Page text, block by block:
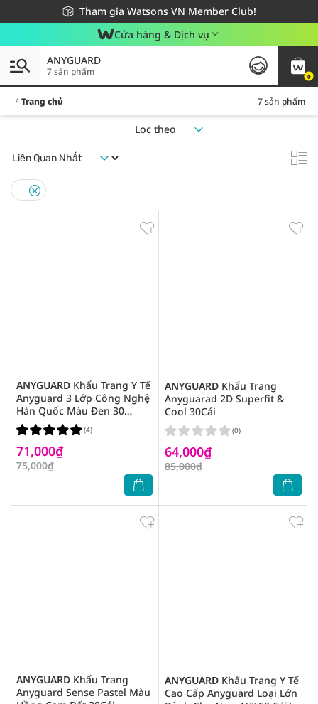
Tham gia Watsons VN Member Club!
Miễn phí giao hàng cho đơn hàng từ 249,000Đ
Giao hàng nhanh 24h - Áp dụng khu vực TP. Hồ Chí Minh
Cửa hàng & Dịch vụ
0
ANYGUARD
7 sản phẩm
Trang chủ 7 sản phẩm
Lọc theo
ANYGUARD Khẩu Trang Y Tế
Anyguard 3 Lớp Công Nghệ
Hàn Quốc Màu Đen 30
Cái/Hộp
71,000₫
75,000₫
(4)
ANYGUARD Khẩu Trang
Anyguarad 2D Superfit &
Cool 30Cái
64,000₫
85,000₫
(0)
ANYGUARD Khẩu Trang
Anyguard Sense Pastel Màu
ANYGUARD Khẩu Trang Y Tế
Cao Cấp Anyguard Loại Lớn